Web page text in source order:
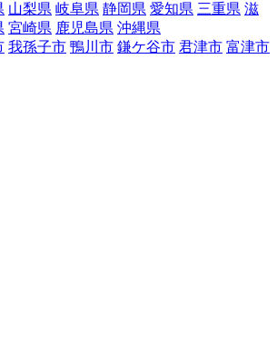
山梨県 岐阜県 静岡県 愛知県 三重県 滋
宮崎県 鹿児島県 沖縄県
我孫子市 鴨川市 鎌ケ谷市 君津市 富津市